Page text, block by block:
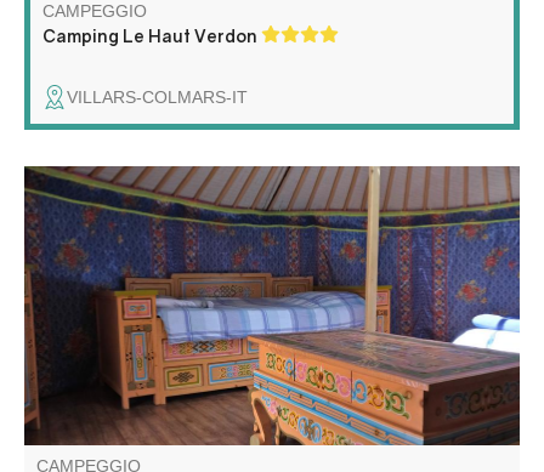
CAMPEGGIO
Camping Le Haut Verdon
VILLARS-COLMARS-IT
Verdon Yourte vi propone di affittare le sue 6 magnifiche
yurte importate dalla Mongolia. Si trovano in una fattoria.
CAMPEGGIO